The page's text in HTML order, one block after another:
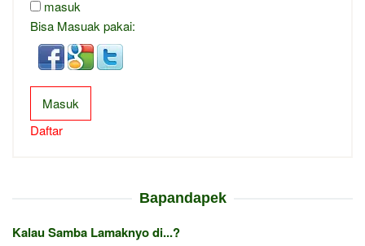
masuk
Bisa Masuak pakai:
Masuk
Daftar
Bapandapek
Kalau Samba Lamaknyo di...?